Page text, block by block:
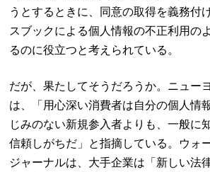
うとするときに、同意の取得を義務付
スブックによる個人情報の不正利用の
るのに役立つと考えられている。
だが、果たしてそうだろうか。ニュー
は、「用心深い消費者は自分の個人情
じみのない新規参入者よりも、一般に
信頼しがちだ」と指摘している。ウォ
ジャーナルは、大手企業は「新しい法